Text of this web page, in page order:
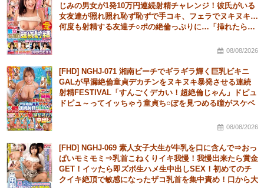
じみの男女が1発10万円連続射精チャレンジ！彼氏がいる
女友達が照れ照れ恥ず恥ずで手コキ、フェラでヌキヌキ…
何度も射精する友達チ○ポの絶倫っぷりに…「挿れたら…
08/08/2026
[FHD] NGHJ-071 湘南ビーチでギラギラ輝く巨乳ビキニ
GALが早漏絶倫童貞デカチンをヌキヌキ暴発させる連続
射精FESTIVAL「すんごくデカい！超絶倫じゃん」ドピュ
ドピュ～ってイッちゃう童貞ち○ぽを見つめる瞳がスケベ
08/08/2026
[FHD] NGHJ-069 素人女子大生が牛乳を口に含んで⇒おっ
ぱいモミモミ⇒乳首こねくりイキ我慢！我慢出来たら賞金
GET！イッたら即ズボ生ハメ生中出しSEX！初めてのチ
クイキ絶頂で敏感になったザコ乳首を集中責め！口から大